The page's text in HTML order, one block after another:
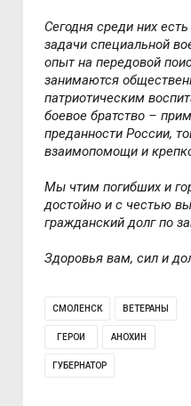
Сегодня среди них
задачи специальной
опыт на передовой
занимаются
патриотическим
боевое братство –
преданности России,
взаимопомощи и
Мы чтим погибших и
достойно и с честью
гражданский долг по
Здоровья вам, сил и
СМОЛЕНСК ВЕТЕРАНЫ
ГЕРОИ АНОХИН
ГУБЕРНАТОР